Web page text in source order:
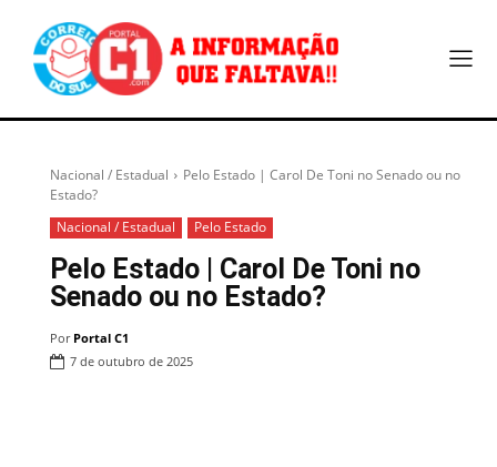
Nacional / Estadual
Pelo Estado | Carol De Toni no Senado ou no
Estado?
Nacional / Estadual
Pelo Estado
Pelo Estado | Carol De Toni no
Senado ou no Estado?
Por Portal C1
7 de outubro de 2025